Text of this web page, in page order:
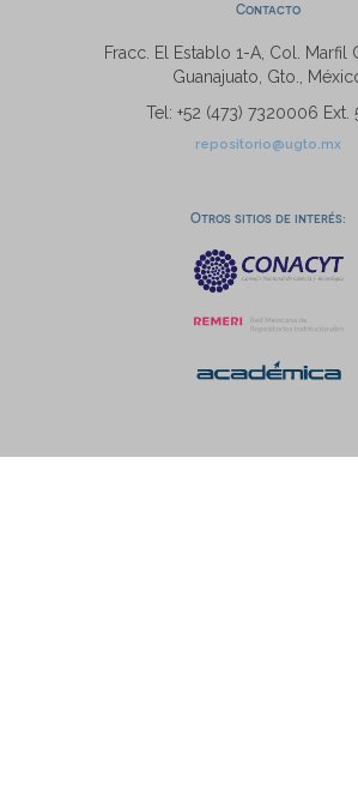
Contacto
Fracc. El Establo 1-A, Col. Marfil
Guanajuato, Gto.,
Tel: +52 (473) 7320006 Ext.
repositorio@ugto.mx
Otros sitios de interés: